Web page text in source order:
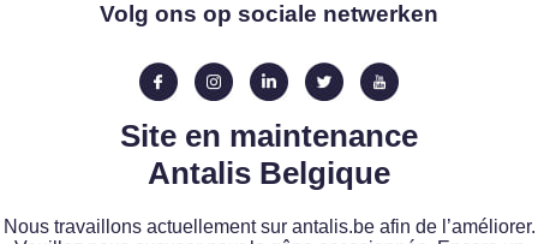
Volg ons op sociale netwerken
Site en maintenance
Antalis Belgique
Nous travaillons actuellement sur antalis.be afin de l’améliorer.